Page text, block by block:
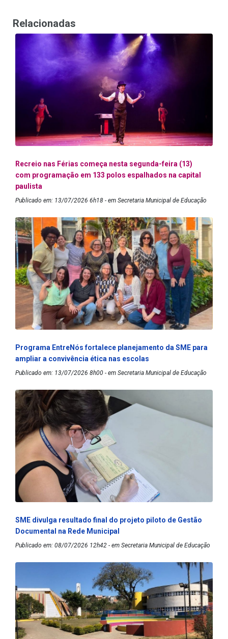
Relacionadas
Recreio nas Férias começa nesta segunda-feira (13)
com programação em 133 polos espalhados na capital
paulista
Publicado em: 13/07/2026 6h18 - em Secretaria Municipal de Educação
Programa EntreNós fortalece planejamento da SME para
ampliar a convivência ética nas escolas
Publicado em: 13/07/2026 8h00 - em Secretaria Municipal de Educação
SME divulga resultado final do projeto piloto de Gestão
Documental na Rede Municipal
Publicado em: 08/07/2026 12h42 - em Secretaria Municipal de Educação